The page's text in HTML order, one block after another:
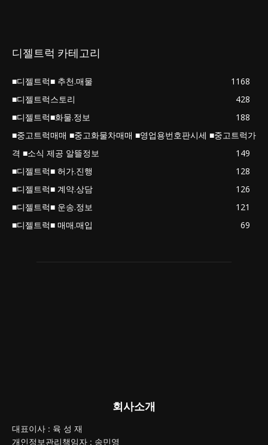
디젤트럭 카테고리
■디젤트럭■ 추천.매물
1168
■디젤트럭스토리
428
■디젤트럭■화물.정보
188
■중고트럭매매 ■중고화물차매매 ■영업용번호판시세 ■중고트럭가
격 ■소식 제공 알뜰정보
149
■디젤트럭■ 허가.진행
128
■디젤트럭■ 계약.상담
126
■디젤트럭■ 운송.정보
121
■디젤트럭■ 매매.매입
69
회사소개
대표이사 : 육 성 재
개인정보관리책임자 : 송민영